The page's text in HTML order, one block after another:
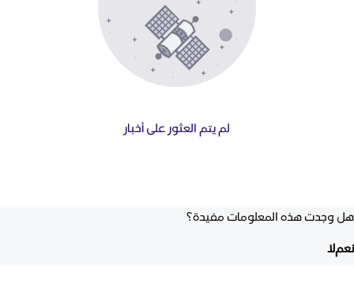
لم يتم العثور على أخبار
هل وجدت هذه المعلومات مفيدة؟
نعملا